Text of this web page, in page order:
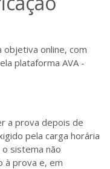
objetiva online, com
plataforma AVA -
a prova depois de
pela carga horária
sistema não
à prova e, em